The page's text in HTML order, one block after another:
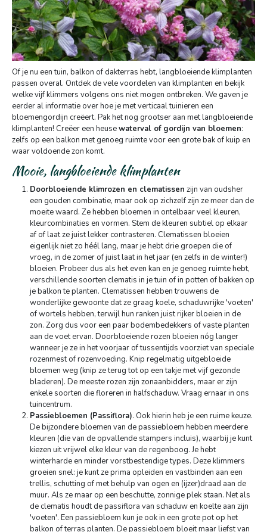
Of je nu een tuin, balkon of dakterras hebt, langbloeiende klimplanten
passen overal. Ontdek de vele voordelen van klimplanten en bekijk
welke vijf klimmers volgens ons niet mogen ontbreken. We gaven je
eerder al informatie over hoe je met verticaal tuinieren een
bloemengordijn creëert. Pak het nog grootser aan met langbloeiende
klimplanten! Creëer een heusewaterval of gordijn van bloemen:
zelfs op een balkon met genoeg ruimte voor een grote bak of kuip en
waar voldoende zon komt.
Mooie, langbloeiende klimplanten
Doorbloeiende klimrozen en clematissen zijn van oudsher
een gouden combinatie, maar ook op zichzelf zijn ze meer dan de
moeite waard. Ze hebben bloemen in ontelbaar veel kleuren,
kleurcombinaties en vormen. Stem de kleuren subtiel op elkaar
af of laat ze juist lekker contrasteren. Clematissen bloeien
eigenlijk niet zo héél lang, maar je hebt drie groepen die of
vroeg, in de zomer of juist laat in het jaar (en zelfs in de winter!)
bloeien. Probeer dus als het even kan en je genoeg ruimte hebt,
verschillende soorten clematis in je tuin of in potten of bakken op
je balkon te planten. Clematissen hebben trouwens de
wonderlijke gewoonte dat ze graag koele, schaduwrijke 'voeten'
of wortels hebben, terwijl hun ranken juist rijker bloeien in de
zon. Zorg dus voor een paar bodembedekkers of vaste planten
aan de voet ervan. Doorbloeiende rozen bloeien nóg langer
wanneer je ze in het voorjaar of tussentijds voorziet van speciale
rozenmest of rozenvoeding. Knip regelmatig uitgebloeide
bloemen weg (knip ze terug tot op een takje met vijf gezonde
bladeren). De meeste rozen zijn zonaanbidders, maar er zijn
enkele soorten die floreren in halfschaduw. Vraag ernaar in ons
tuincentrum.
Passiebloemen (Passiflora). Ook hierin heb je een ruime keuze.
De bijzondere bloemen van de passiebloem hebben meerdere
kleuren (die van de opvallende stampers incluis), waarbij je kunt
kiezen uit vrijwel elke kleur van de regenboog. Je hebt
winterharde en minder vorstbestendige types. Deze klimmers
groeien snel: je kunt ze prima opleiden en vastbinden aan een
trellis, schutting of met behulp van ogen en (ijzer)draad aan de
muur. Als ze maar op een beschutte, zonnige plek staan. Net als
de clematis houdt de passiflora van schaduw en koelte aan zijn
'voeten'. Een passiebloem kun je ook in een grote pot op het
balkon of terras planten. De passiebloem bloeit maar liefst van